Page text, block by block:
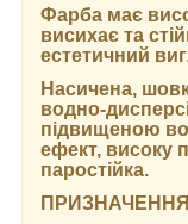
Фарба має
висихає та
естетичний
Насичена,
водно-
підвищеною
ефект, високу
паростійка.